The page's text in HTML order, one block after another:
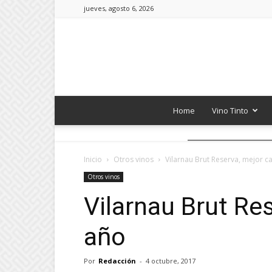
jueves, agosto 6, 2026
Home Vino Tinto
Inicio Otros vinos Vilarnau Brut Reserva, mejor
Otros vinos
Vilarnau Brut
año
Por Redacción - 4 octubre, 2017